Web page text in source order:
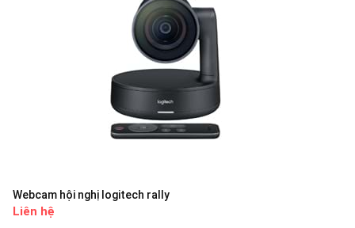
Webcam hội nghị logitech rally
Liên hệ